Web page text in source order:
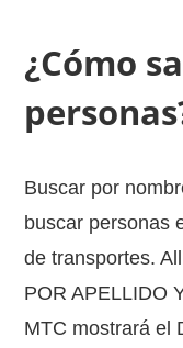
¿Cómo
Buscar por
buscar personas
de transportes.
POR APELLIDO
MTC mostrará el